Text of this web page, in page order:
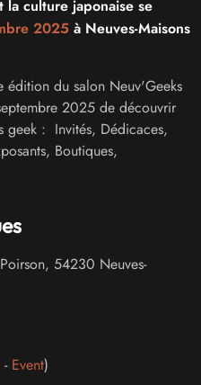
culture japonaise se
2025 à Neuves-Maisons
édition du salon Neuv'Geeks
2025 de découvrir
geek : Invités, Dédicaces,
Boutiques,
, 54230 Neuves-
- Event)